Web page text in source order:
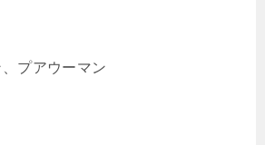
プアウーマン